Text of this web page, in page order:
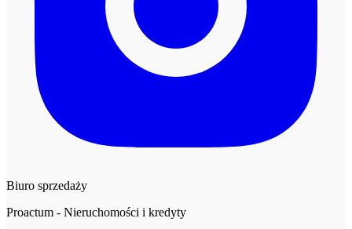
Biuro sprzedaży
Proactum - Nieruchomości i kredyty